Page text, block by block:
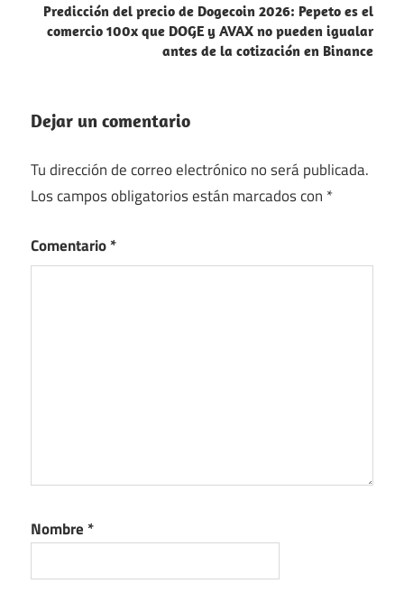
Predicción del precio de Dogecoin 2026: Pepeto es el
comercio 100x que DOGE y AVAX no pueden igualar
antes de la cotización en Binance
Dejar un comentario
Tu dirección de correo electrónico no será publicada.
Los campos obligatorios están marcados con *
Comentario*
Nombre *